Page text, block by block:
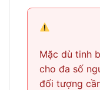
Mặc dù tinh
cho đa số
đối tượng